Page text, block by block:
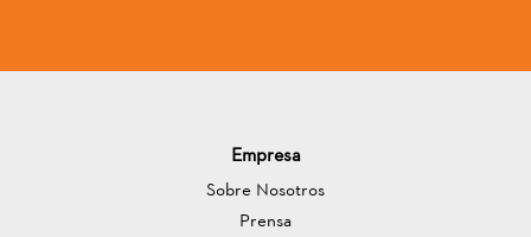
Empresa
Sobre Nosotros
Prensa